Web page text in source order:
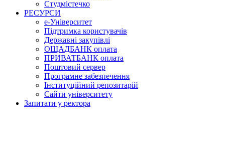
Студмістечко
РЕСУРСИ
е-Університет
Підтримка користувачів
Державні закупівлі
ОЩАДБАНК оплата
ПРИВАТБАНК оплата
Поштовий сервер
Програмне забезпечення
Інституційний репозитарій
Сайти університету
Запитати у ректора